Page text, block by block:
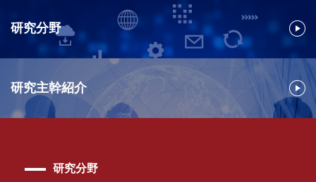
研究分野
研究主幹紹介
研究分野